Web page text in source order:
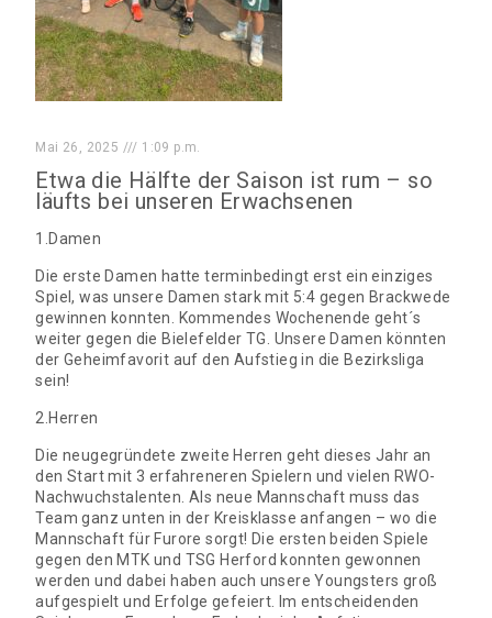
Mai 26, 2025 1:09 p.m.
Etwa die Hälfte der Saison ist rum – so
läufts bei unseren Erwachsenen
1.Damen
Die erste Damen hatte terminbedingt erst ein einziges
Spiel, was unsere Damen stark mit 5:4 gegen Brackwede
gewinnen konnten. Kommendes Wochenende geht´s
weiter gegen die Bielefelder TG. Unsere Damen könnten
der Geheimfavorit auf den Aufstieg in die Bezirksliga
sein!
2.Herren
Die neugegründete zweite Herren geht dieses Jahr an
den Start mit 3 erfahreneren Spielern und vielen RWO-
Nachwuchstalenten. Als neue Mannschaft muss das
Team ganz unten in der Kreisklasse anfangen – wo die
Mannschaft für Furore sorgt! Die ersten beiden Spiele
gegen den MTK und TSG Herford konnten gewonnen
werden und dabei haben auch unsere Youngsters groß
aufgespielt und Erfolge gefeiert. Im entscheidenden